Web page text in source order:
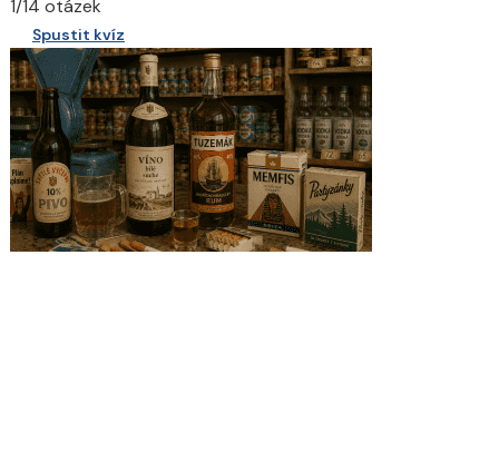
1/14 otázek
Spustit kvíz